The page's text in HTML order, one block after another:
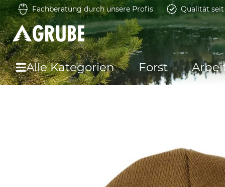
Fachberatung durch unsere Profis Qualität
Alle Kategorien Forst